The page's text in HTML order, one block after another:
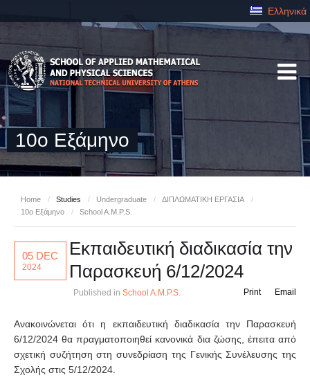
Ελληνικά
10ο Εξάμηνο
Home / Studies / Undergraduate / ΔΙΠΛΩΜΑΤΙΚΗ ΕΡΓΑΣΙΑ
/
10ο Εξάμηνο
/ School A.M.P.S.
05 DEC
2024
Εκπαιδευτική διαδικασία την
Παρασκευή 6/12/2024
Published in School A.M.P.S. Email
Print
Ανακοινώνεται ότι η εκπαιδευτική διαδικασία την Παρασκευή
6/12/2024 θα πραγματοποιηθεί κανονικά δια ζώσης, έπειτα από
σχετική συζήτηση στη συνεδρίαση της Γενικής Συνέλευσης της
Σχολής στις 5/12/2024.